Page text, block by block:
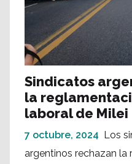
Sindicatos
la
laboral de Milei
7 octubre, 2024
Los
argentinos rechazan la